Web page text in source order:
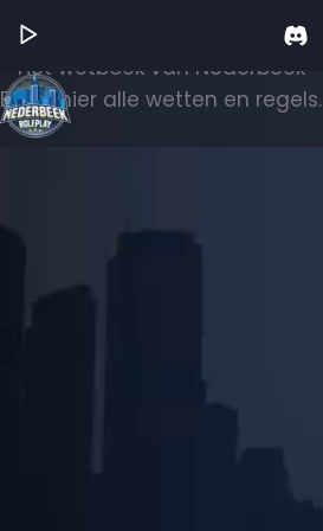
Het wetboek van Nederbeek
Bekijk hier alle wetten en regels.